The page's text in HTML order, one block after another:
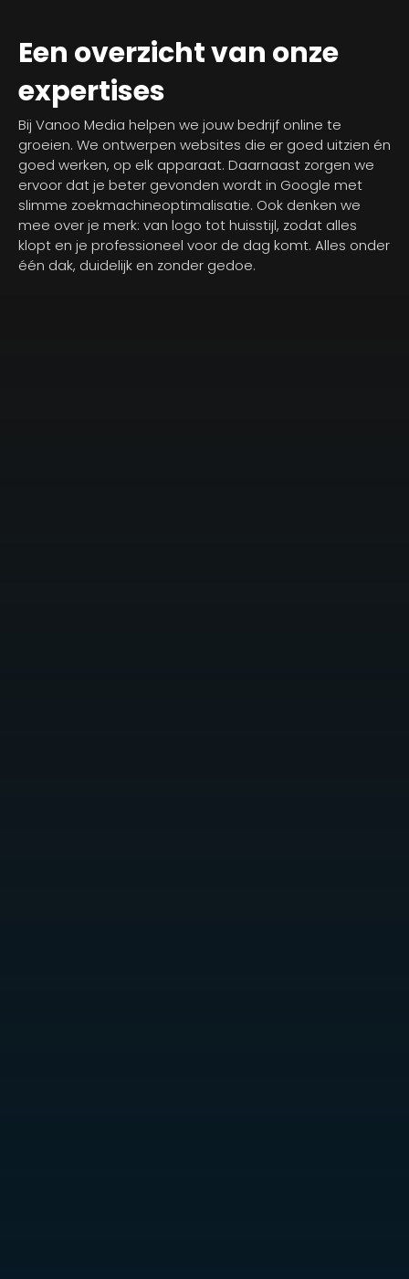
Een overzicht van onze
expertises
Bij Vanoo Media helpen we jouw bedrijf online te
groeien. We ontwerpen websites die er goed uitzien én
goed werken, op elk apparaat. Daarnaast zorgen we
ervoor dat je beter gevonden wordt in Google met
slimme zoekmachineoptimalisatie. Ook denken we
mee over je merk: van logo tot huisstijl, zodat alles
klopt en je professioneel voor de dag komt. Alles onder
één dak, duidelijk en zonder gedoe.